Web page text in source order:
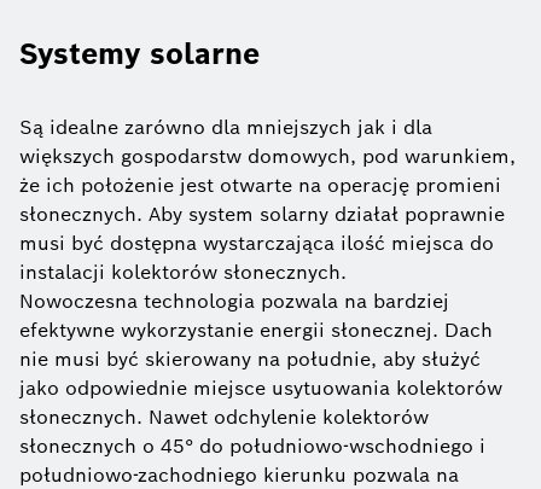
Systemy solarne
Są idealne zarówno dla mniejszych jak i dla
większych gospodarstw domowych, pod warunkiem,
że ich położenie jest otwarte na operację promieni
słonecznych. Aby system solarny działał poprawnie
musi być dostępna wystarczająca ilość miejsca do
instalacji kolektorów słonecznych.
Nowoczesna technologia pozwala na bardziej
efektywne wykorzystanie energii słonecznej. Dach
nie musi być skierowany na południe, aby służyć
jako odpowiednie miejsce usytuowania kolektorów
słonecznych. Nawet odchylenie kolektorów
słonecznych o 45° do południowo-wschodniego i
południowo-zachodniego kierunku pozwala na